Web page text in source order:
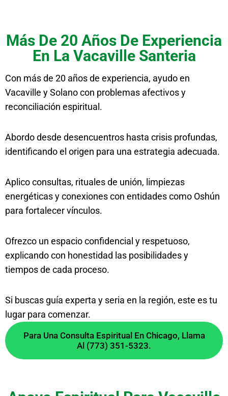
Más De 20 Años De Experiencia
En La Vacaville Santeria
Con más de 20 años de experiencia, ayudo en
Vacaville y Solano con problemas afectivos y
reconciliación espiritual.
Abordo desde desencuentros hasta crisis profundas,
identificando el origen para una estrategia adecuada.
Aplico consultas, rituales de unión, limpiezas
energéticas y conexiones con entidades como Oshún
para fortalecer vínculos.
Ofrezco un espacio confidencial y respetuoso,
explicando con honestidad las posibilidades y
tiempos de cada proceso.
Si buscas guía experta y seria en la región, este es tu
lugar para comenzar.
Para Una Consulta Espiritual En Chicago, Llama
Al (773) 351-5323.